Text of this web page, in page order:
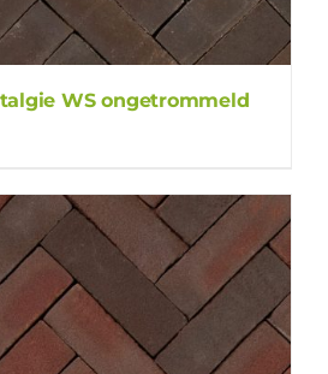
WS ongetrommeld